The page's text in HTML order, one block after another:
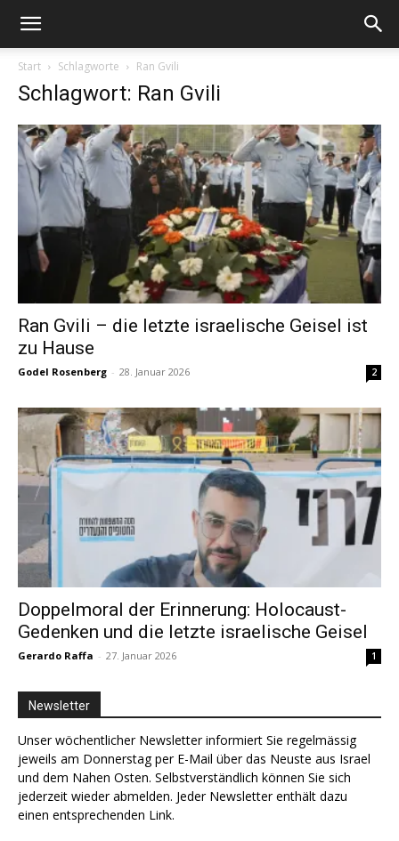
Start Schlagworte Ran Gvili
Schlagwort: Ran Gvili
Ran Gvili – die letzte israelische Geisel ist
zu Hause
Godel Rosenberg - 28. Januar 2026 2
Doppelmoral der Erinnerung: Holocaust-
Gedenken und die letzte israelische Geisel
Gerardo Raffa - 27. Januar 2026 1
Newsletter
Unser wöchentlicher Newsletter informiert Sie regelmässig
jeweils am Donnerstag per E-Mail über das Neuste aus Israel
und dem Nahen Osten. Selbstverständlich können Sie sich
jederzeit wieder abmelden. Jeder Newsletter enthält dazu
einen entsprechenden Link.